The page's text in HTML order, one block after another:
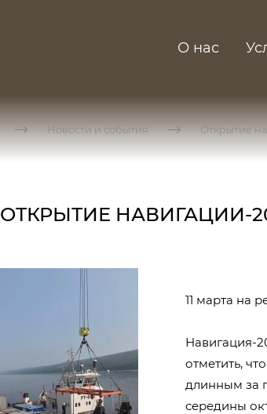
О нас
Новости и события Открытие
ОТКРЫТИЕ НАВИГАЦИИ-
11 марта на
Навигация-
отметить,
длинным за
середины